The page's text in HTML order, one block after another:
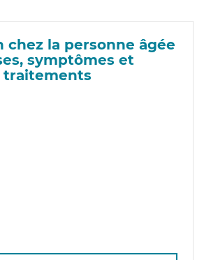
chez la personne âgée
symptômes et
traitements